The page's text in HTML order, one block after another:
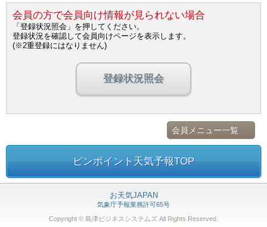
会員の方で会員向け情報が見られない場合
「登録状況照会」を押してください。
登録状況を確認して会員向けページを表示します。
(※2重登録にはなりません)
登録状況照会
会員メニュー一覧
ピンポイント天気予報TOP
お天気JAPAN
気象庁予報業務許可65号
Copyright © 島津ビジネスシステムズ All Rights Reserved.